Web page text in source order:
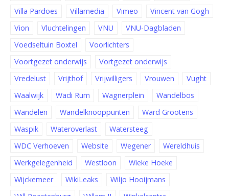
Villa Pardoes
Villamedia Vimeo
Vincent van Gogh
Vion
Vluchtelingen VNU
VNU-Dagbladen
Voedseltuin Boxtel
Voorlichters
Voortgezet onderwijs
Vortgezet onderwijs
Vredelust
Vrijthof Vrijwilligers Vrouwen
Vught
Waalwijk
Wadi Rum Wagnerplein
Wandelbos
Wandelen
Wandelknooppunten
Ward Grootens
Waspik
Wateroverlast
Watersteeg
WDC Verhoeven
Website Wegener
Wereldhuis
Werkgelegenheid
Westloon
Wieke Hoeke
Wijckemeer
WikiLeaks
Wiljo Hooijmans